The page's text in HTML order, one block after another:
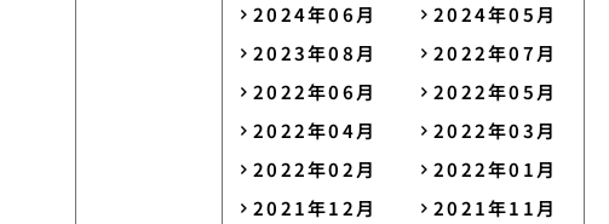
2024年06月
2024年05月
2023年08月
2022年07月
2022年06月
2022年05月
2022年04月
2022年03月
2022年02月
2022年01月
2021年12月
2021年11月